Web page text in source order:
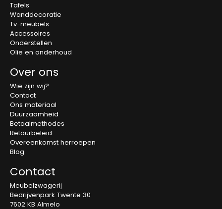
Tafels
Wanddecoratie
Tv-meubels
Accessoires
Onderstellen
Olie en onderhoud
Over ons
Wie zijn wij?
Contact
Ons materiaal
Duurzaamheid
Betaalmethodes
Retourbeleid
Overeenkomst herroepen
Blog
Contact
Meubelzwagerij
Bedrijvenpark Twente 30
7602 KB Almelo